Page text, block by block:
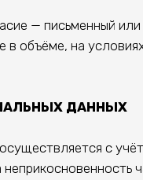
— письменный
в объёме, на
ДАННЫХ
с